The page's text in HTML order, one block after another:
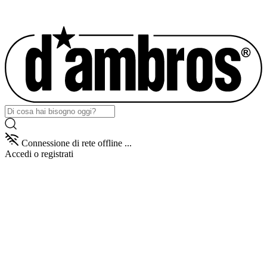
Connessione di rete offline ...
Accedi o registrati